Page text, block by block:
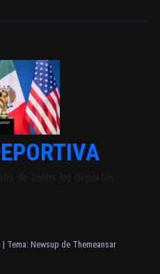
de todos los deportes
| Tema: Newsup de Themeansar